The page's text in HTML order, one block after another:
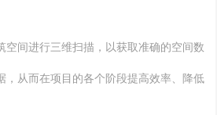
间进行三维扫描，以获取准确的空间数
从而在项目的各个阶段提高效率、降低